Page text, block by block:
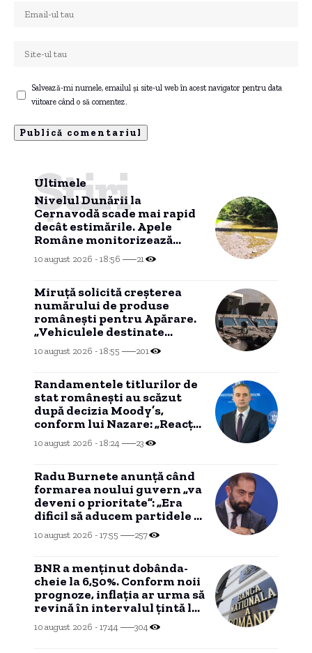
Salvează-mi numele, emailul și site-ul web în acest navigator pentru data
viitoare când o să comentez.
Ultimele
Știri
Nivelul Dunării la
Cernavodă scade mai rapid
decât estimările. Apele
Române monitorizează
situația.
10 august 2026 - 18:56 21
Miruță solicită creșterea
numărului de produse
românești pentru Apărare.
„Vehiculele destinate
Armatei Române au
eticheta «Fabricat în
10 august 2026 - 18:55 201
Randamentele titlurilor de
stat românești au scăzut
după decizia Moody’s,
conform lui Nazare: „Reacția
piețelor a fost una
favorabilă”
10 august 2026 - 18:24 23
Radu Burnete anunță când
formarea noului guvern „va
deveni o prioritate”: „Era
dificil să aducem partidele la
masă”
10 august 2026 - 17:55 257
BNR a menținut dobânda-
cheie la 6,50%. Conform noii
prognoze, inflația ar urma să
revină în intervalul țintă la
finalul lui 2027.
10 august 2026 - 17:44 304